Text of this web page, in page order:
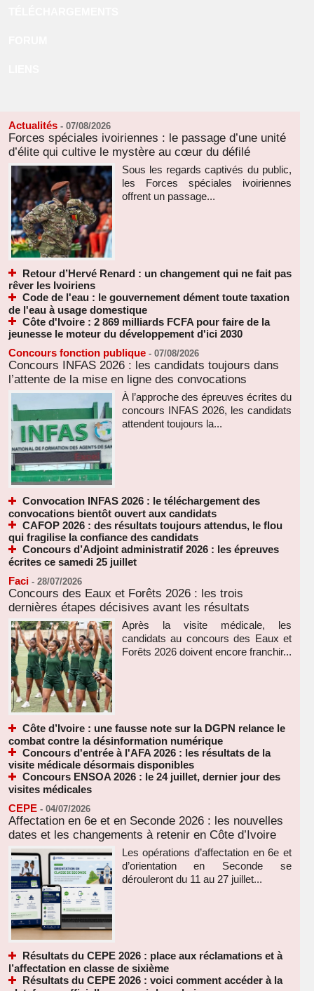
Actualités - 07/08/2026
Forces spéciales ivoiriennes : le passage d’une unité
d’élite qui cultive le mystère au cœur du défilé
Sous les regards captivés du public,
les Forces spéciales ivoiriennes
offrent un passage...
Retour d’Hervé Renard : un changement qui ne fait pas
rêver les Ivoiriens
Code de l'eau : le gouvernement dément toute taxation
de l'eau à usage domestique
Côte d'Ivoire : 2 869 milliards FCFA pour faire de la
jeunesse le moteur du développement d'ici 2030
Concours fonction publique - 07/08/2026
Concours INFAS 2026 : les candidats toujours dans
l’attente de la mise en ligne des convocations
À l’approche des épreuves écrites du
concours INFAS 2026, les candidats
attendent toujours la...
Convocation INFAS 2026 : le téléchargement des
convocations bientôt ouvert aux candidats
CAFOP 2026 : des résultats toujours attendus, le flou
qui fragilise la confiance des candidats
Concours d’Adjoint administratif 2026 : les épreuves
écrites ce samedi 25 juillet
Faci - 28/07/2026
Concours des Eaux et Forêts 2026 : les trois
dernières étapes décisives avant les résultats
Après la visite médicale, les
candidats au concours des Eaux et
Forêts 2026 doivent encore franchir...
Côte d’Ivoire : une fausse note sur la DGPN relance le
combat contre la désinformation numérique
Concours d'entrée à l'AFA 2026 : les résultats de la
visite médicale désormais disponibles
Concours ENSOA 2026 : le 24 juillet, dernier jour des
visites médicales
CEPE - 04/07/2026
Affectation en 6e et en Seconde 2026 : les nouvelles
dates et les changements à retenir en Côte d’Ivoire
Les opérations d’affectation en 6e et
d’orientation en Seconde se
dérouleront du 11 au 27 juillet...
Résultats du CEPE 2026 : place aux réclamations et à
l’affectation en classe de sixième
Résultats du CEPE 2026 : voici comment accéder à la